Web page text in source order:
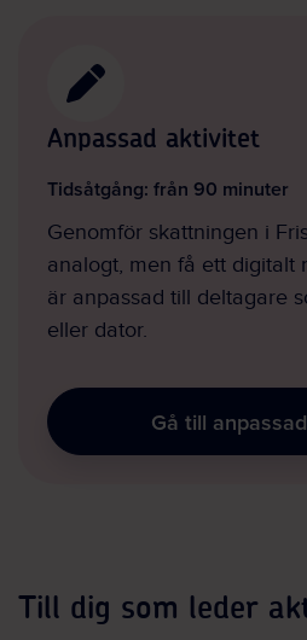
Anpassad aktivitet
Tidsåtgång: från 90 minuter
Genomför skattningen i
analogt, men få ett digitalt
är anpassad till deltagare
eller dator.
Gå till
Till dig som leder